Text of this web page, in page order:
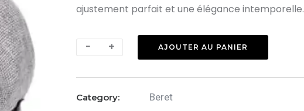
ajustement parfait et une élégance intemporelle.
-
quantité
Béret
:
+ AJOUTER AU PANIER
Category: Beret